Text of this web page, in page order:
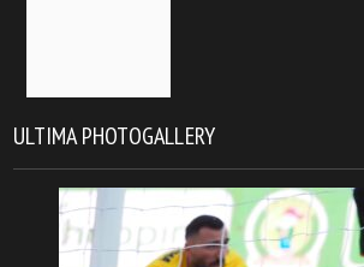
ULTIMA PHOTOGALLERY